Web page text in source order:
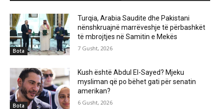
Bota
Turqia, Arabia Saudite dhe Pakistani
nënshkruajnë marrëveshje të përbashkët
të mbrojtjes në Samitin e Mekës
7 Gusht, 2026
Bota
Kush është Abdul El-Sayed? Mjeku
mysliman që po bëhet gati për senatin
amerikan?
6 Gusht, 2026